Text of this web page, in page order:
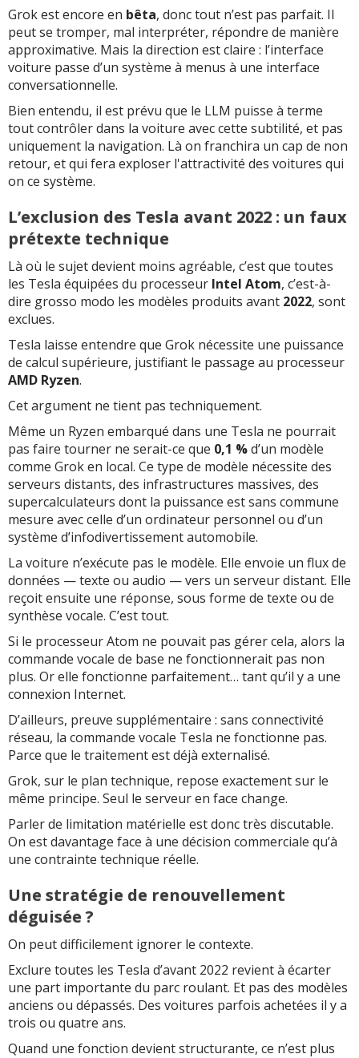
Grok est encore en bêta, donc tout n’est pas parfait. Il
peut se tromper, mal interpréter, répondre de manière
approximative. Mais la direction est claire : l’interface
voiture passe d’un système à menus à une interface
conversationnelle.
Bien entendu, il est prévu que le LLM puisse à terme
tout contrôler dans la voiture avec cette subtilité, et pas
uniquement la navigation. Là on franchira un cap de non
retour, et qui fera exploser l'attractivité des voitures qui
on ce système.
L’exclusion des Tesla avant 2022 : un faux
prétexte technique
Là où le sujet devient moins agréable, c’est que toutes
les Tesla équipées du processeur Intel Atom, c’est-à-
dire grosso modo les modèles produits avant 2022, sont
exclues.
Tesla laisse entendre que Grok nécessite une puissance
de calcul supérieure, justifiant le passage au processeur
AMD Ryzen.
Cet argument ne tient pas techniquement.
Même un Ryzen embarqué dans une Tesla ne pourrait
pas faire tourner ne serait-ce que 0,1 %d’un modèle
comme Grok en local. Ce type de modèle nécessite des
serveurs distants, des infrastructures massives, des
supercalculateurs dont la puissance est sans commune
mesure avec celle d’un ordinateur personnel ou d’un
système d’infodivertissement automobile.
La voiture n’exécute pas le modèle. Elle envoie un flux de
données — texte ou audio — vers un serveur distant. Elle
reçoit ensuite une réponse, sous forme de texte ou de
synthèse vocale. C’est tout.
Si le processeur Atom ne pouvait pas gérer cela, alors la
commande vocale de base ne fonctionnerait pas non
plus. Or elle fonctionne parfaitement… tant qu’il y a une
connexion Internet.
D’ailleurs, preuve supplémentaire : sans connectivité
réseau, la commande vocale Tesla ne fonctionne pas.
Parce que le traitement est déjà externalisé.
Grok, sur le plan technique, repose exactement sur le
même principe. Seul le serveur en face change.
Parler de limitation matérielle est donc très discutable.
On est davantage face à une décision commerciale qu’à
une contrainte technique réelle.
Une stratégie de renouvellement
déguisée ?
On peut difficilement ignorer le contexte.
Exclure toutes les Tesla d’avant 2022 revient à écarter
une part importante du parc roulant. Et pas des modèles
anciens ou dépassés. Des voitures parfois achetées il y a
trois ou quatre ans.
Quand une fonction devient structurante, ce n’est plus